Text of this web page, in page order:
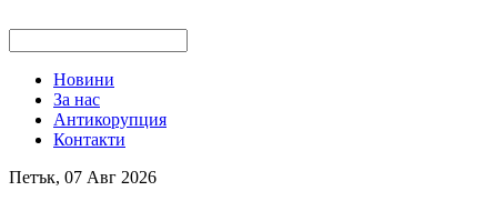
Новини
За нас
Антикорупция
Контакти
Петък, 07 Авг 2026